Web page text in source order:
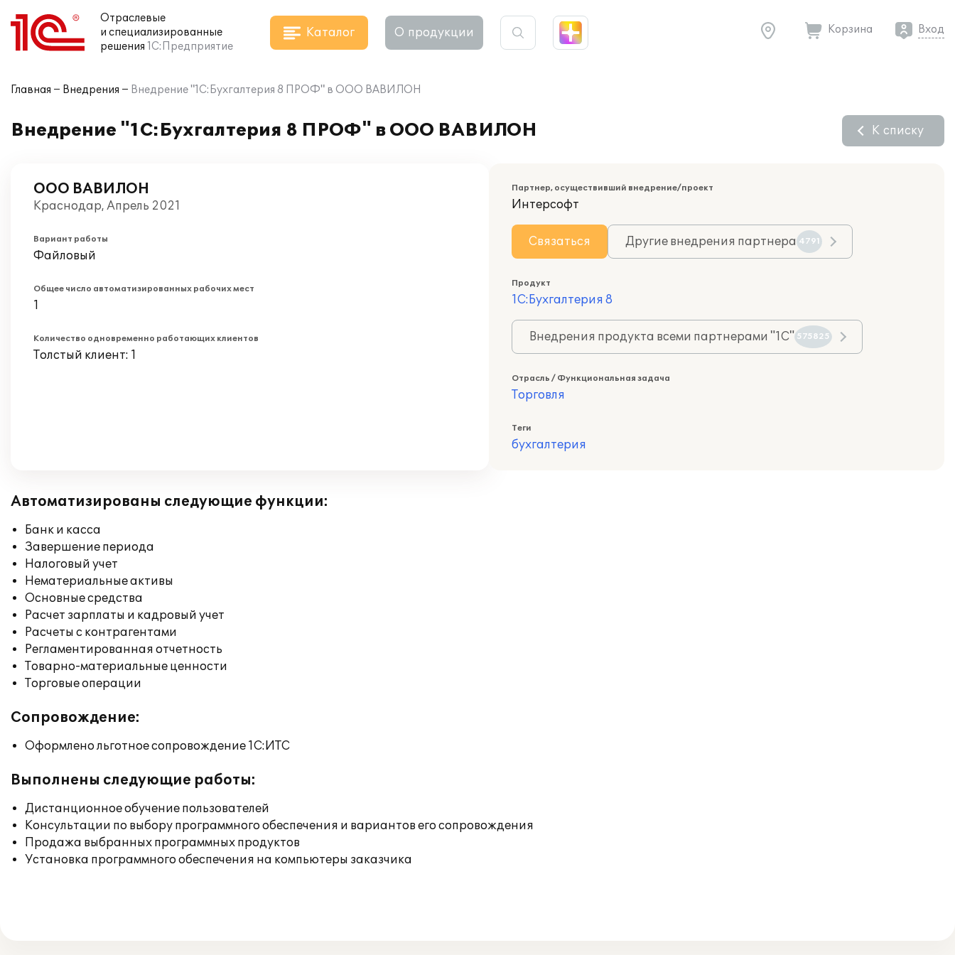
Отраслевые
и специализированные
решения 1С:Предприятие
Каталог О продукции Корзина Вход
Главная Внедрения Внедрение "1С:Бухгалтерия 8 ПРОФ" в ООО ВАВИЛОН
Внедрение "1С:Бухгалтерия 8 ПРОФ" в ООО ВАВИЛОН К списку
ООО ВАВИЛОН
Краснодар, Апрель 2021
Вариант работы
Файловый
Общее число автоматизированных рабочих мест
1
Количество одновременно работающих клиентов
Толстый клиент: 1
Партнер, осуществивший внедрение/проект
Интерсофт
Связаться Другие внедрения партнера 4791
Продукт
1С:Бухгалтерия 8
Внедрения продукта всеми партнерами "1С" 575825
Отрасль / Функциональная задача
Торговля
Теги
бухгалтерия
Автоматизированы следующие функции:
Банк и касса
Завершение периода
Налоговый учет
Нематериальные активы
Основные средства
Расчет зарплаты и кадровый учет
Расчеты с контрагентами
Регламентированная отчетность
Товарно-материальные ценности
Торговые операции
Сопровождение:
Оформлено льготное сопровождение 1С:ИТС
Выполнены следующие работы:
Дистанционное обучение пользователей
Консультации по выбору программного обеспечения и вариантов его сопровождения
Продажа выбранных программных продуктов
Установка программного обеспечения на компьютеры заказчика